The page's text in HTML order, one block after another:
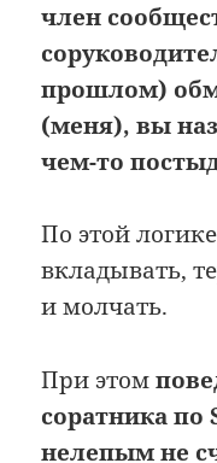
член
прошлом)
(меня), вы
чем-то
По этой
вкладывать,
и молчать.
При этом
соратника
нелепым не